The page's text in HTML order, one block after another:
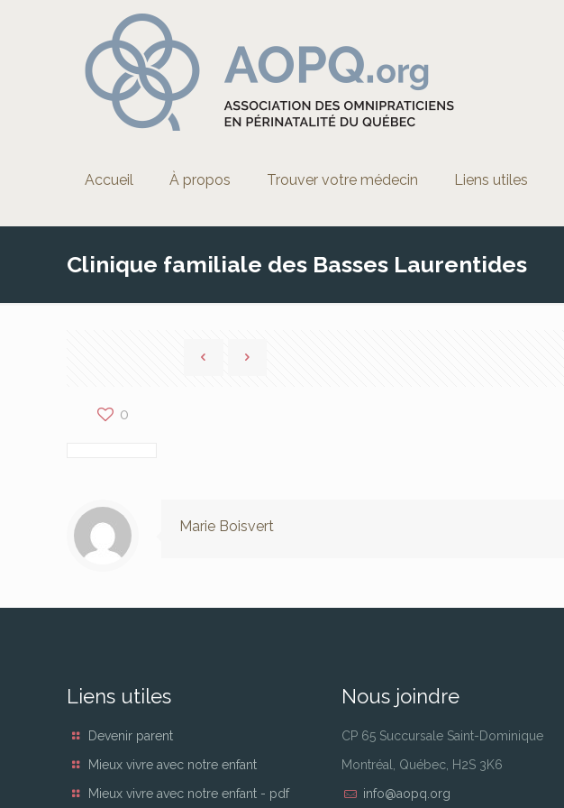
Accueil À propos Trouver votre médecin Liens utiles
Clinique familiale des Basses Laurentides
0
Marie Boisvert
Liens utiles
Devenir parent
Mieux vivre avec notre enfant
Mieux vivre avec notre enfant - pdf
Nous joindre
CP 65 Succursale Saint-Dominique
Montréal, Québec, H2S 3K6
info@aopq.org